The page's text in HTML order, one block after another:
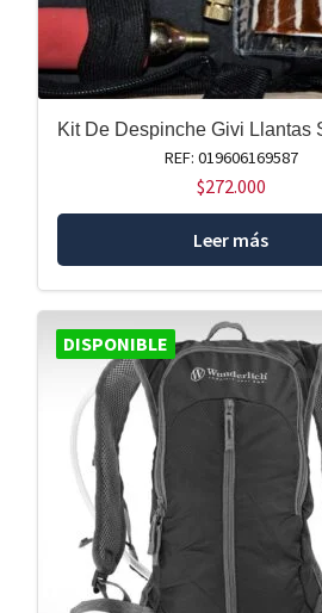
Kit De Despinche Givi Llantas
REF: 019606169587
$272.000
Leer más
DISPONIBLE